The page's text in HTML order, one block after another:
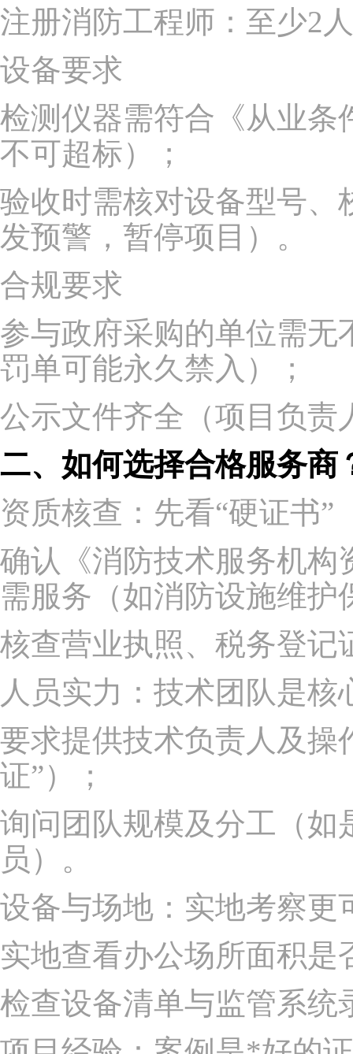
注册消防工程师：至少2
设备要求
检测仪器需符合《从业条
不可超标）；
验收时需核对设备型号、
发预警，暂停项目）。
合规要求
参与政府采购的单位需无
罚单可能永久禁入）；
公示文件齐全（项目负责
二、如何选择合格服务商
资质核查：先看“硬证书”
确认《消防技术服务机构
需服务（如消防设施维护
核查营业执照、税务登记
人员实力：技术团队是核
要求提供技术负责人及操
证”）；
询问团队规模及分工（如
员）。
设备与场地：实地考察更
实地查看办公场所面积
检查设备清单与监管系统